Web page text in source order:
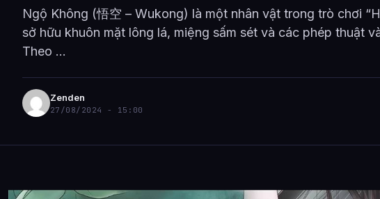
Ngộ Không (悟空 – Wukong) là một nhân vật trong trò chơi
sở hữu khuôn mặt lông lá, miệng sấm sét và các phép thuật
Theo ...
Zenden
27/08/2024 - 15:00